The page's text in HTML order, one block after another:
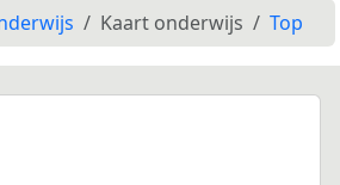
Kaart onderwijs Top